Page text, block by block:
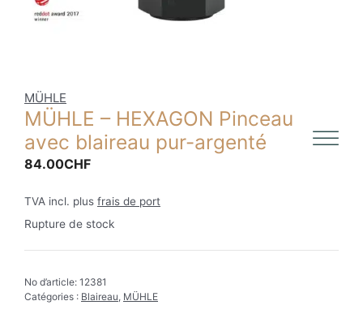
MÜHLE
MÜHLE – HEXAGON Pinceau
avec blaireau pur-argenté
84.00CHF
TVA incl. plus frais de port
Rupture de stock
No d’article: 12381
Catégories : Blaireau, MÜHLE